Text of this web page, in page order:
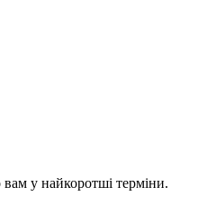
у найкоротші терміни.